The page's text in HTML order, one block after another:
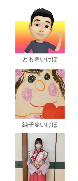
とも＠いけほ
純子＠いけほ